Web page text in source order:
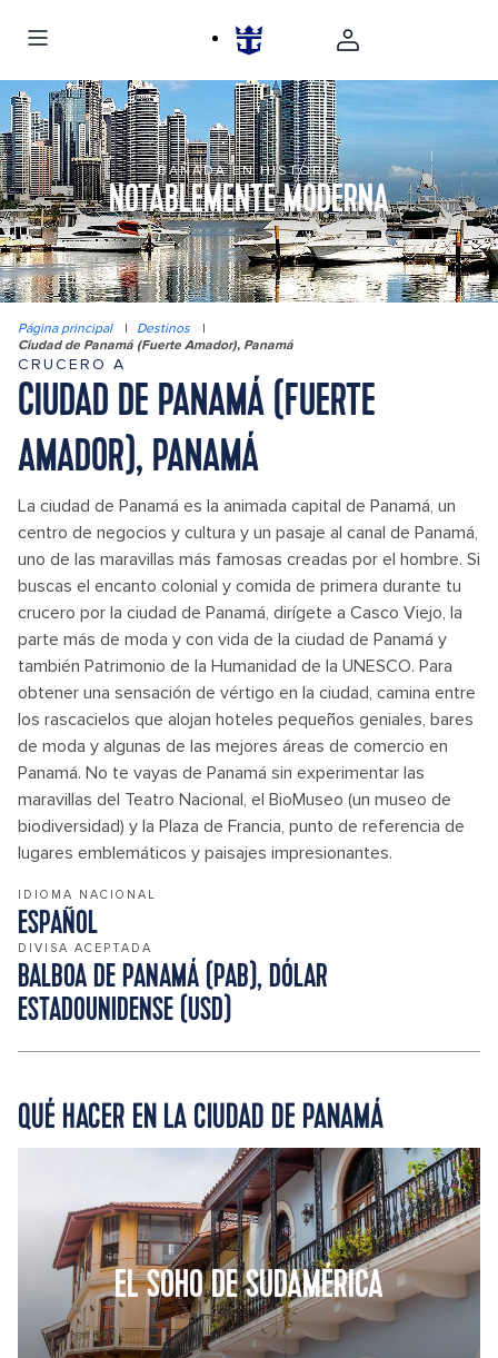
BAÑADA EN HISTORIA
NOTABLEMENTE MODERNA
Página principal | Destinos
|
Ciudad de Panamá (Fuerte Amador), Panamá
CRUCERO A
CIUDAD DE PANAMÁ (FUERTE
AMADOR), PANAMÁ
La ciudad de Panamá es la animada capital de Panamá, un
centro de negocios y cultura y un pasaje al canal de Panamá,
uno de las maravillas más famosas creadas por el hombre. Si
buscas el encanto colonial y comida de primera durante tu
crucero por la ciudad de Panamá, dirígete a Casco Viejo, la
parte más de moda y con vida de la ciudad de Panamá y
también Patrimonio de la Humanidad de la UNESCO. Para
obtener una sensación de vértigo en la ciudad, camina entre
los rascacielos que alojan hoteles pequeños geniales, bares
de moda y algunas de las mejores áreas de comercio en
Panamá. No te vayas de Panamá sin experimentar las
maravillas del Teatro Nacional, el BioMuseo (un museo de
biodiversidad) y la Plaza de Francia, punto de referencia de
lugares emblemáticos y paisajes impresionantes.
IDIOMA NACIONAL
ESPAÑOL
DIVISA ACEPTADA
BALBOA DE PANAMÁ (PAB), DÓLAR
ESTADOUNIDENSE (USD)
QUÉ HACER EN LA CIUDAD DE PANAMÁ
EL SOHO DE SUDAMÉRICA